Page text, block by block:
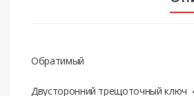
Обратимый
Двусторонний трещоточный ключ